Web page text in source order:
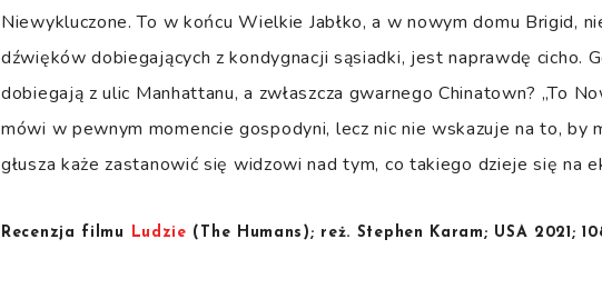
Niewykluczone. To w końcu Wielkie Jabłko, a w nowym domu Brigid,
dźwięków dobiegających z kondygnacji sąsiadki, jest naprawdę cicho.
dobiegają z ulic Manhattanu, a zwłaszcza gwarnego Chinatown? „To
mówi w pewnym momencie gospodyni, lecz nic nie wskazuje na to, by
głusza każe zastanowić się widzowi nad tym, co takiego dzieje się na
Recenzja filmu Ludzie (The Humans); reż. Stephen Karam; USA 2021;